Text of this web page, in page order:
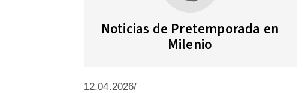
Noticias de Pretemporada en
Milenio
12.04.2026/